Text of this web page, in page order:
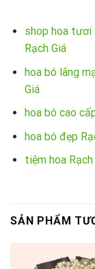
shop hoa tươi
Rạch Giá
hoa bó lãng
Giá
hoa bó cao
hoa bó đẹp
tiệm hoa
SẢN PHẨM